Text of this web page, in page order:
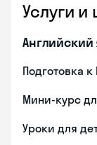
Услуги и
Английский
Подготовка к
Мини-курс
Уроки для